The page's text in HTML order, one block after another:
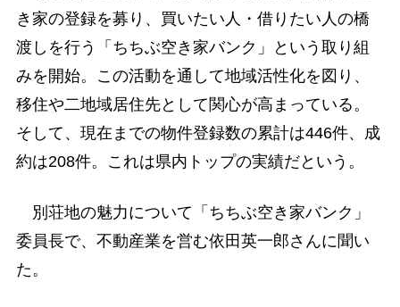
き家の登録を募り、買いたい人・借りたい人の橋
渡しを行う「ちちぶ空き家バンク」という取り組
みを開始。この活動を通して地域活性化を図り、
移住や二地域居住先として関心が高まっている。
そして、現在までの物件登録数の累計は446件、成
約は208件。これは県内トップの実績だという。
別荘地の魅力について「ちちぶ空き家バンク」
委員長で、不動産業を営む依田英一郎さんに聞い
た。